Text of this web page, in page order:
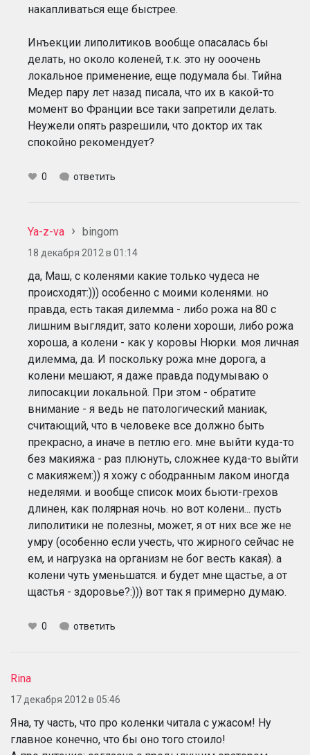
накапливаться еще быстрее.
Инъекции липолитиков вообще опасалась бы
делать, но около коленей, т.к. это ну ооочень
локальное применение, еще подумала бы. Тийна
Медер пару лет назад писала, что их в какой-то
момент во Франции все таки запретили делать.
Неужели опять разрешили, что доктор их так
спокойно рекомендует?
0 ответить
Ya-z-va bingom
18 декабря 2012 в 01:14
да, Маш, с коленями какие только чудеса не
происходят:))) особенно с моими коленями. но
правда, есть такая дилемма - либо рожа на 80 с
лишним выглядит, зато колени хороши, либо рожа
хороша, а колени - как у коровы Нюрки. моя личная
дилемма, да. И поскольку рожа мне дорога, а
колени мешают, я даже правда подумываю о
липосакции локальной. При этом - обратите
внимание - я ведь не патологический маниак,
считающий, что в человеке все должно быть
прекрасно, а иначе в петлю его. мне выйти куда-то
без макияжа - раз плюнуть, сложнее куда-то выйти
с макияжем:)) я хожу с ободранным лаком иногда
неделями. и вообще список моих бьюти-грехов
длинен, как полярная ночь. но вот колени... пусть
липолитики не полезны, может, я от них все же не
умру (особенно если учесть, что жирного сейчас не
ем, и нагрузка на организм не бог весть какая). а
колени чуть уменьшатся. и будет мне щастье, а от
щастья - здоровье?:))) вот так я примерно думаю.
0 ответить
Rina
17 декабря 2012 в 05:46
Яна, ту часть, что про коленки читала с ужасом! Ну
главное конечно, что бы оно того стоило!